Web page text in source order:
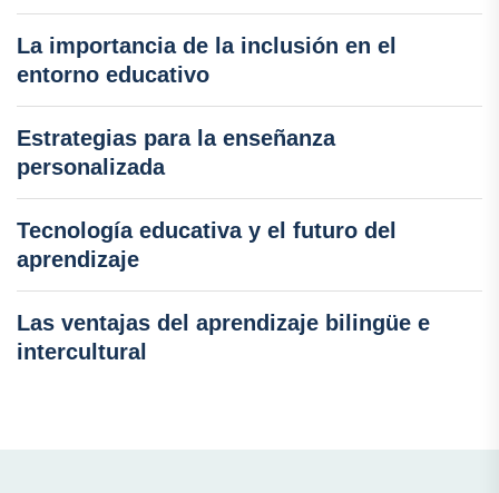
La importancia de la inclusión en el
entorno educativo
Estrategias para la enseñanza
personalizada
Tecnología educativa y el futuro del
aprendizaje
Las ventajas del aprendizaje bilingüe e
intercultural